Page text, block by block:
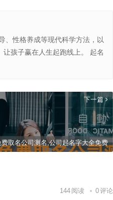
、性格养成等现代科学方法，以
让孩子赢在人生起跑线上。 起名
下一篇
取名公司测名,公司起名字大全免费
144 阅读 0评论